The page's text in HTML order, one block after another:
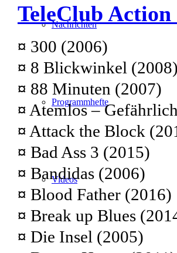
Nachrichten
Programmhefte
Videos
TeleClub
¤ 300 (2006)
¤ 8 Blickwinkel (2008)
¤ 88 Minuten (2007)
¤ Atemlos –
¤ Attack the Block
¤ Bad Ass 3 (2015)
¤ Bandidas (2006)
¤ Blood Father (2016)
¤ Break up Blues
¤ Die Insel (2005)